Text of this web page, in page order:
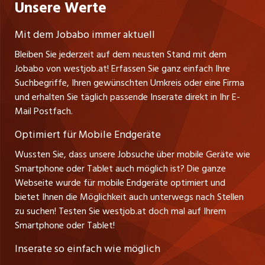
Führungspositionen
Management / Kader-Jobs
jobzüri.ch
jobmittelland.ch
jobbern.ch
jobbasel.ch
zentraljob.ch
myjob.ch
schaffu.ch (VS)
ajourjob.ch
russmedia.com
vol.at
Gutenbergstrasse 1
A-6858 Schwarzach
Stefan Spötl
Tel. +43 664 39 47 47 7
Leiter westjob.at
Andrea Graf
Tel. +43 664 20 30 02 1
Verkauf und Beratung
Unsere Werte
Mit dem Jobabo immer aktuell
Bleiben Sie jederzeit auf dem neusten Stand mit dem
Jobabo von westjob.at! Erfassen Sie ganz einfach Ihre
Suchbegriffe, Ihren gewünschten Umkreis oder eine Firma
und erhalten Sie täglich passende Inserate direkt in Ihr E-
Mail Postfach.
Optimiert für Mobile Endgeräte
Wussten Sie, dass unsere Jobsuche über mobile Geräte wie
Smartphone oder Tablet auch möglich ist? Die ganze
Webseite wurde für mobile Endgeräte optimiert und
bietet Ihnen die Möglichkeit auch unterwegs nach Stellen
zu suchen! Testen Sie westjob.at doch mal auf Ihrem
Smartphone oder Tablet!
Inserate so einfach wie möglich